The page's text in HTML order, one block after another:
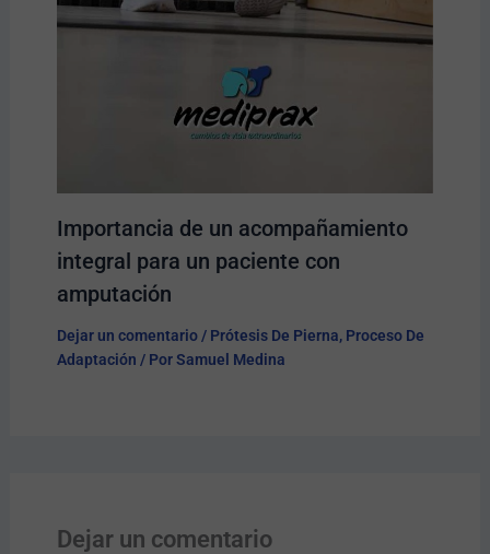
Importancia de un acompañamiento
integral para un paciente con
amputación
Dejar un comentario / Prótesis De Pierna, Proceso De
Adaptación / PorSamuel Medina
Dejar un comentario